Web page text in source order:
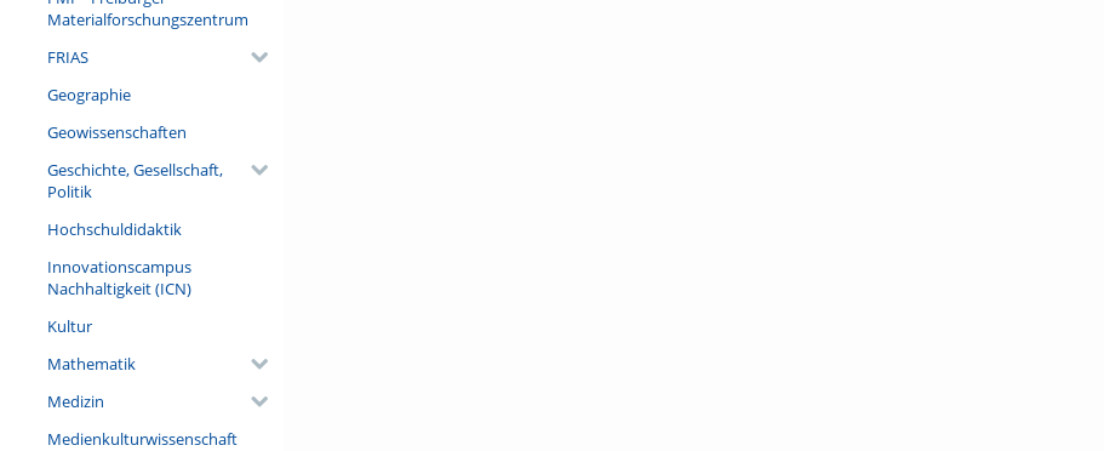
Materialforschungszentrum
FRIAS
Geographie
Geowissenschaften
Geschichte, Gesellschaft,
Politik
Hochschuldidaktik
Innovationscampus
Nachhaltigkeit (ICN)
Kultur
Mathematik
Medizin
Medienkulturwissenschaft